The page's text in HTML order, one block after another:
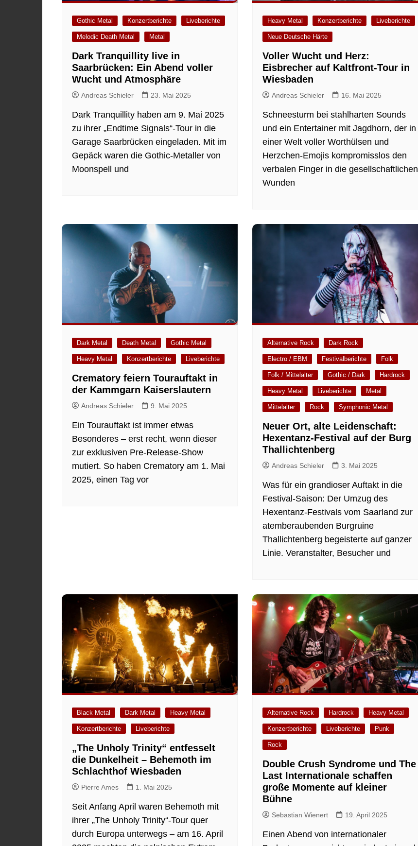
Gothic Metal Konzertberichte Liveberichte
Melodic Death Metal Metal
Dark Tranquillity live in
Saarbrücken: Ein Abend voller
Wucht und Atmosphäre
Andreas Schieler 23. Mai 2025
Dark Tranquillity haben am 9. Mai 2025
zu ihrer „Endtime Signals“-Tour in die
Garage Saarbrücken eingeladen. Mit im
Gepäck waren die Gothic-Metaller von
Moonspell und
Heavy Metal Konzertberichte Liveberichte
Neue Deutsche Härte
Voller Wucht und Herz:
Eisbrecher auf Kaltfront-Tour in
Wiesbaden
Andreas Schieler 16. Mai 2025
Schneesturm bei stahlharten Sounds
und ein Entertainer mit Jagdhorn, der in
einer Welt voller Worthülsen und
Herzchen-Emojis kompromisslos den
verbalen Finger in die gesellschaftlichen
Wunden
Dark Metal Death Metal Gothic Metal
Heavy Metal Konzertberichte Liveberichte
Crematory feiern Tourauftakt in
der Kammgarn Kaiserslautern
Andreas Schieler 9. Mai 2025
Ein Tourauftakt ist immer etwas
Besonderes – erst recht, wenn dieser
zur exklusiven Pre-Release-Show
mutiert. So haben Crematory am 1. Mai
2025, einen Tag vor
Alternative Rock Dark Rock
Electro / EBM Festivalberichte Folk
Folk / Mittelalter Gothic / Dark Hardrock
Heavy Metal Liveberichte Metal
Mittelalter Rock Symphonic Metal
Neuer Ort, alte Leidenschaft:
Hexentanz-Festival auf der Burg
Thallichtenberg
Andreas Schieler 3. Mai 2025
Was für ein grandioser Auftakt in die
Festival-Saison: Der Umzug des
Hexentanz-Festivals vom Saarland zur
atemberaubenden Burgruine
Thallichtenberg begeisterte auf ganzer
Linie. Veranstalter, Besucher und
Black Metal Dark Metal Heavy Metal
Konzertberichte Liveberichte
„The Unholy Trinity“ entfesselt
die Dunkelheit – Behemoth im
Schlachthof Wiesbaden
Pierre Ames 1. Mai 2025
Seit Anfang April waren Behemoth mit
ihrer „The Unholy Trinity“-Tour quer
durch Europa unterwegs – am 16. April
Alternative Rock Hardrock Heavy Metal
Konzertberichte Liveberichte Punk
Rock
Double Crush Syndrome und The
Last Internationale schaffen
große Momente auf kleiner
Bühne
Sebastian Wienert 19. April 2025
Einen Abend von internationaler